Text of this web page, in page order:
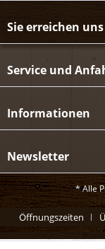
Sie erreichen uns
Service und
Informationen
Newsletter
* Alle
Öffnungszeiten